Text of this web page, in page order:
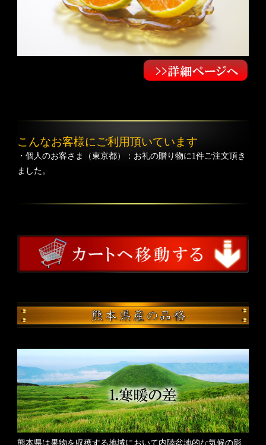
こんなお客様にご利用頂いています
・個人のお客さま（東京都）：お礼の贈り物に1件ご注文頂き
ました。
熊本県は果物を収穫する地域において内陸盆地的な気候の影